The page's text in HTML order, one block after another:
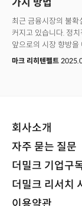
가지 방법
최근 금융시장의 불
커지고 있습니다. 정
앞으로의 시장 향방
대통령의 관세 정책과
대응할 필요가 있습
핵심 포인트 4가지를
마크 리히텐펠트
회사소개
자주 묻는 질문
더밀크 기업구
더밀크 리서치